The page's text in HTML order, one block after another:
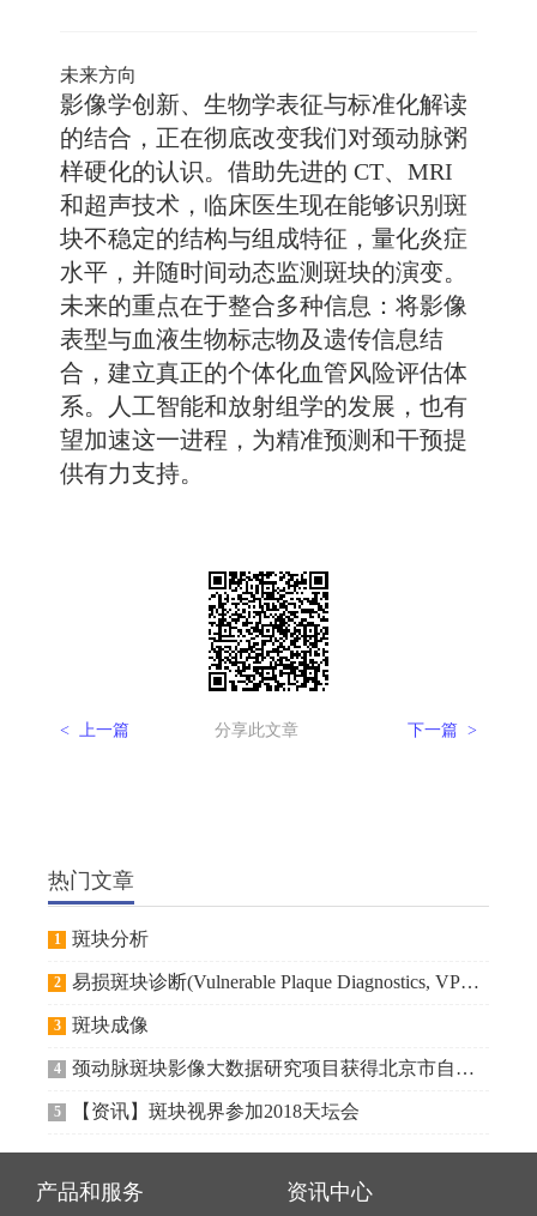
未来方向
影像学创新、生物学表征与标准化解读
的结合，正在彻底改变我们对颈动脉粥
样硬化的认识。借助先进的 CT、MRI
和超声技术，临床医生现在能够识别斑
块不稳定的结构与组成特征，量化炎症
水平，并随时间动态监测斑块的演变。
未来的重点在于整合多种信息：将影像
表型与血液生物标志物及遗传信息结
合，建立真正的个体化血管风险评估体
系。人工智能和放射组学的发展，也有
望加速这一进程，为精准预测和干预提
供有力支持。
< 上一篇 下一篇 >
分享此文章
热门文章
1 斑块分析
2 易损斑块诊断(Vulnerable Plaque Diagnostics, VPD)技术的临床应用有奖征文活动
3 斑块成像
4 颈动脉斑块影像大数据研究项目获得北京市自然科学基金委资助
5 【资讯】斑块视界参加2018天坛会
产品和服务 资讯中心